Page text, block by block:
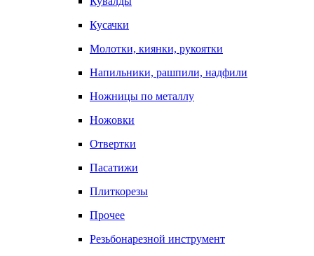
Кусачки
Молотки, киянки, рукоятки
Напильники, рашпили, надфили
Ножницы по металлу
Ножовки
Отвертки
Пасатижи
Плиткорезы
Прочее
Резьбонарезной инструмент